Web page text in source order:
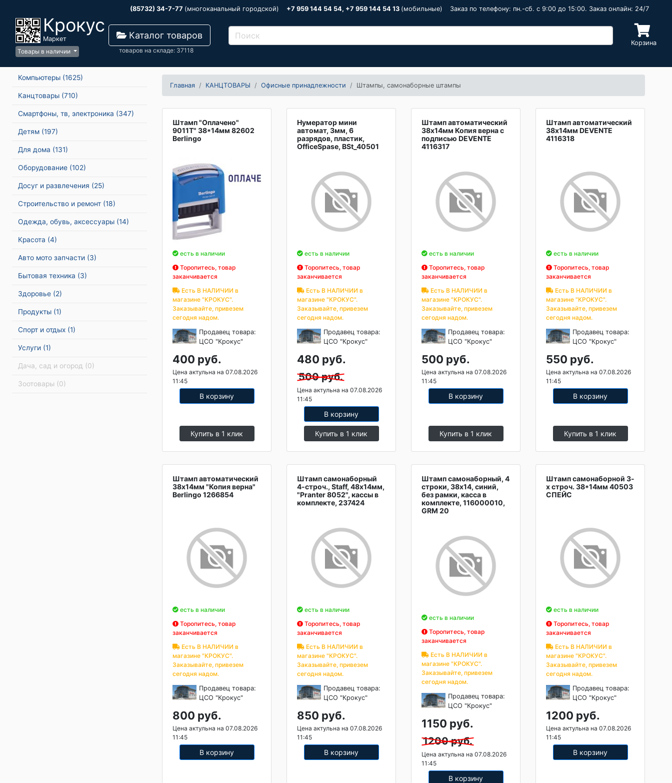
(85732) 34-7-77 (многоканальный городской) +7 959 144 54 54, +7 959 144 54 13 (мобильные) Заказ по телефону: пн.-сб. c 9:00 до 15:00. Заказ онлайн: 24/7
Крокус
Маркет
Товары в наличии
Каталог товаров
товаров на складе: 37118
Корзина
Компьютеры (1625)
Канцтовары (710)
Смартфоны, тв, электроника (347)
Детям (197)
Для дома (131)
Оборудование (102)
Досуг и развлечения (25)
Строительство и ремонт (18)
Одежда, обувь, аксессуары (14)
Красота (4)
Авто мото запчасти (3)
Бытовая техника (3)
Здоровье (2)
Продукты (1)
Спорт и отдых (1)
Услуги (1)
Дача, сад и огород (0)
Зоотовары (0)
Главная КАНЦТОВАРЫ Офисные принадлежности Штампы, самонаборные штампы
Штамп "Оплачено"
9011Т" 38*14мм 82602
Berlingo
есть в наличии
Торопитесь, товар
заканчивается
Есть В НАЛИЧИИ в
магазине "КРОКУС".
Заказывайте, привезем
сегодня надом.
Продавец товара:
ЦСО "Крокус"
400 руб.
Цена актульна на 07.08.2026
11:45
В корзину
Купить в 1 клик
Нумератор мини
автомат, 3мм, 6
разрядов, пластик,
OfficeSpase, BSt_40501
есть в наличии
Торопитесь, товар
заканчивается
Есть В НАЛИЧИИ в
магазине "КРОКУС".
Заказывайте, привезем
сегодня надом.
Продавец товара:
ЦСО "Крокус"
480 руб.
500 руб.
Цена актульна на 07.08.2026
11:45
В корзину
Купить в 1 клик
Штамп автоматический
38х14мм Копия верна с
подписью DEVENTE
4116317
есть в наличии
Торопитесь, товар
заканчивается
Есть В НАЛИЧИИ в
магазине "КРОКУС".
Заказывайте, привезем
сегодня надом.
Продавец товара:
ЦСО "Крокус"
500 руб.
Цена актульна на 07.08.2026
11:45
В корзину
Купить в 1 клик
Штамп автоматический
38х14мм DEVENTE
4116318
есть в наличии
Торопитесь, товар
заканчивается
Есть В НАЛИЧИИ в
магазине "КРОКУС".
Заказывайте, привезем
сегодня надом.
Продавец товара:
ЦСО "Крокус"
550 руб.
Цена актульна на 07.08.2026
11:45
В корзину
Купить в 1 клик
Штамп автоматический
38х14мм "Копия верна"
Berlingo 1266854
есть в наличии
Торопитесь, товар
заканчивается
Есть В НАЛИЧИИ в
магазине "КРОКУС".
Заказывайте, привезем
сегодня надом.
Продавец товара:
ЦСО "Крокус"
800 руб.
Цена актульна на 07.08.2026
11:45
В корзину
Штамп самонаборный
4-строч., Staff, 48х14мм,
"Pranter 8052", кассы в
комплекте, 237424
есть в наличии
Торопитесь, товар
заканчивается
Есть В НАЛИЧИИ в
магазине "КРОКУС".
Заказывайте, привезем
сегодня надом.
Продавец товара:
ЦСО "Крокус"
850 руб.
Цена актульна на 07.08.2026
11:45
В корзину
Штамп самонаборный, 4
строки, 38х14, синий,
без рамки, касса в
комплекте, 116000010,
GRM 20
есть в наличии
Торопитесь, товар
заканчивается
Есть В НАЛИЧИИ в
магазине "КРОКУС".
Заказывайте, привезем
сегодня надом.
Продавец товара:
ЦСО "Крокус"
1150 руб.
1200 руб.
Цена актульна на 07.08.2026
11:45
В корзину
Штамп самонаборной 3-
х строч. 38*14мм 40503
СПЕЙС
есть в наличии
Торопитесь, товар
заканчивается
Есть В НАЛИЧИИ в
магазине "КРОКУС".
Заказывайте, привезем
сегодня надом.
Продавец товара:
ЦСО "Крокус"
1200 руб.
Цена актульна на 07.08.2026
11:45
В корзину